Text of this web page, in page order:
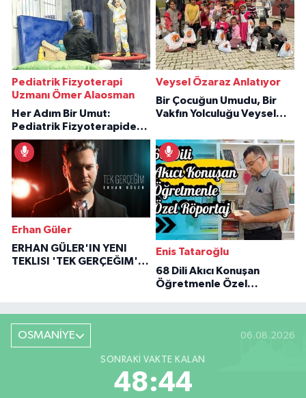
Pediatrik Fizyoterapi
Uzmanı Ömer Alaosman
Her Adım Bir Umut:
Pediatrik Fizyoterapiden
İlham Veren Hikâyeler
Veysel Özaraz Anlatıyor
Bir Çocuğun Umudu, Bir
Vakfın Yolculuğu Veysel
Erhan Güler
ERHAN GÜLER'IN YENI
TEKLISI 'TEK GERÇEĞIM'LE
Enis Tataroğlu
68 Dili Akıcı Konuşan
Öğretmenle Özel
OSMANİYE 06.08.2026
SONRAKI VAKTE KALAN
48:43